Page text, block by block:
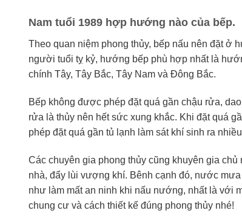
Nam tuổi 1989 hợp hướng nào của bếp.
Theo quan niệm phong thủy, bếp nấu nên đặt
người tuổi tỵ kỷ, hướng bếp phù hợp nhất là
chính Tây, Tây Bắc, Tây Nam và Đông Bắc.
Bếp không được phép đặt quá gần chậu rửa,
rửa là thủy nên hết sức xung khắc. Khi đặt quá
phép đặt quá gần tủ lạnh làm sát khí sinh ra
Các chuyên gia phong thủy cũng khuyên gia
nhà, đẩy lùi vượng khí. Bênh cạnh đó, nước
như làm mất an ninh khi nấu nướng, nhất là với
chung cư và cách thiết kế đúng phong thủy nhé!